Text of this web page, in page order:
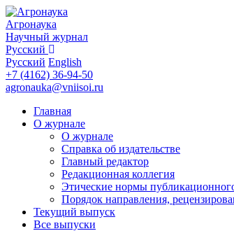
Агронаука
Научный журнал
Русский
Русский English
+7 (4162) 36-94-50
agronauka@vniisoi.ru
Главная
О журнале
О журнале
Справка об издательстве
Главный редактор
Редакционная коллегия
Этические нормы
Порядок направления,
Текущий выпуск
Все выпуски